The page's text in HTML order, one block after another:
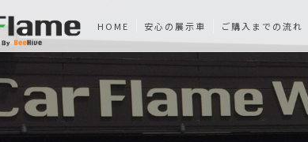
HOME 安心の展示車 ご購入までの流れ